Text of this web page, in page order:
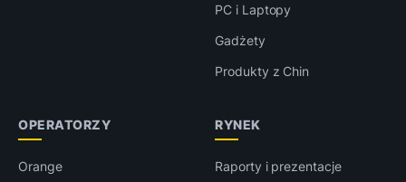
PC i Laptopy
Gadżety
Produkty z Chin
OPERATORZY
Orange
RYNEK
Raporty i prezentacje